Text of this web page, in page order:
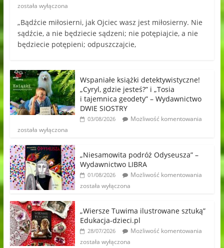
została wyłączona
„Bądźcie miłosierni, jak Ojciec wasz jest miłosierny. Nie
sądźcie, a nie będziecie sądzeni; nie potępiajcie, a nie
będziecie potępieni; odpuszczajcie,
Wspaniałe książki detektywistyczne!
„Cyryl, gdzie jesteś?” i „Tosia
i tajemnica geodety” – Wydawnictwo
DWIE SIOSTRY
03/08/2026
Możliwość komentowania
została wyłączona
„Niesamowita podróż Odyseusza” –
Wydawnictwo LIBRA
01/08/2026
Możliwość komentowania
została wyłączona
„Wiersze Tuwima ilustrowane sztuką”
Edukacja-dzieci.pl
28/07/2026
Możliwość komentowania
została wyłączona